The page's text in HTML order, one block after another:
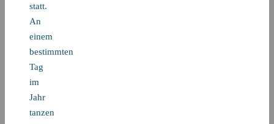
statt.
An
einem
bestimmten
Tag
im
Jahr
tanzen